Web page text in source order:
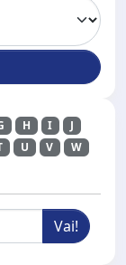
H I
J
U V
W